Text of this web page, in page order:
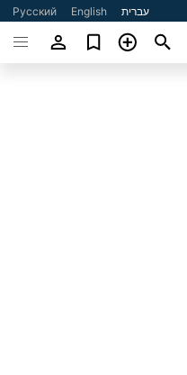
עברית English
Русский